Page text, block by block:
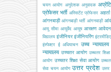
चयन आयोग अनुदेशक अनुवादक
प्रोफेसर भर्ती अस्सिटेंट प्रोफेसर अहर्ता
आंगनबाड़ी आंगनबाड़ी भर्ती आंगनवाड़ी
आयु सीमा आयुर्वेद आयुष आरक्षण आवेदन
विद्यालय इंजीनियर इंजीनियरिंग
इंस्पेक्टर ई अधियाचन उच्च न्यायालय
न्यायालय उच्चतर आयोग उच्चतर शिक्षा
आयोग उच्चतर शिक्षा सेवा आयोग
सेवा चयन आयोग उत्तर प्रदेश